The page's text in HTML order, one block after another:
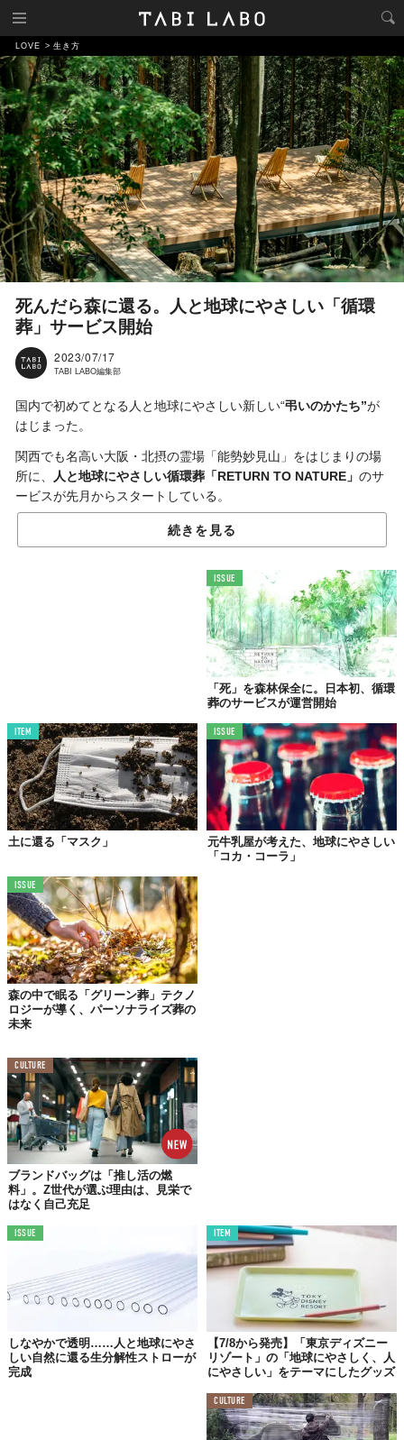
LOVE 生き方
死んだら森に還る。人と地球にやさしい「循環
葬」サービス開始
2023/07/17
TABI LABO編集部
国内で初めてとなる人と地球にやさしい新しい“弔いのかたち”が
はじまった。
関西でも名高い大阪・北摂の霊場「能勢妙見山」をはじまりの場
所に、
人と地球にやさしい循環葬「RETURN TO NATURE」 のサ
ービスが先月からスタートしている。
今年4月には予約の受付も開始していた同サービス。
日本全国の寺院所有の森（墓地）を拠点に、墓標もなにも残さず
埋蔵する「RETURN TO NATURE」では、遺骨を土に還りやすく
加工し、埋蔵後に自然との循環を促す方法をとる。
売上の一部は、拠点となる森の保全活動に充てるとともに森林保
全団体に寄付され、誰にでも訪れる“死”を自然豊かな未来への貢
献につなげるとのこと。
続きを見る
ISSUE
「死」を森林保全に。日本初、循環
葬のサービスが運営開始
ITEM
土に還る「マスク」
ISSUE
元牛乳屋が考えた、地球にやさしい
「コカ・コーラ」
ISSUE
森の中で眠る「グリーン葬」テクノ
ロジーが導く、パーソナライズ葬の
未来
CULTURE
ブランドバッグは「推し活の燃
料」。Z世代が選ぶ理由は、見栄で
はなく自己充足
ISSUE
しなやかで透明……人と地球にやさ
しい自然に還る生分解性ストローが
完成
ITEM
【7/8から発売】「東京ディズニー
リゾート」の「地球にやさしく、人
にやさしい」をテーマにしたグッズ
CULTURE